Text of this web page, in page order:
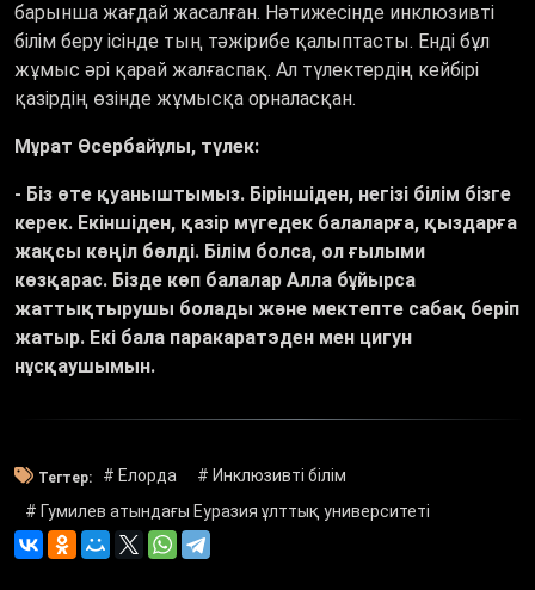
барынша жағдай жасалған. Нәтижесінде инклюзивті
білім беру ісінде тың тәжірибе қалыптасты. Енді бұл
жұмыс әрі қарай жалғаспақ. Ал түлектердің кейбірі
қазірдің өзінде жұмысқа орналасқан.
Мұрат Өсербайұлы, түлек:
- Біз өте қуаныштымыз. Біріншіден, негізі білім бізге
керек. Екіншіден, қазір мүгедек балаларға, қыздарға
жақсы көңіл бөлді. Білім болса, ол ғылыми
көзқарас. Бізде көп балалар Алла бұйырса
жаттықтырушы болады және мектепте сабақ беріп
жатыр. Екі бала паракаратэден мен цигун
нұсқаушымын.
Тегтер: # Елорда
# Инклюзивті білім
# Гумилев атындағы Еуразия ұлттық университеті